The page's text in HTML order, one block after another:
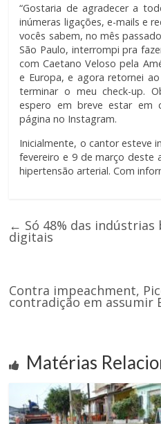
“Gostaria de agradecer a
inúmeras ligações, e-mails e
vocês sabem, no mês
São Paulo, interrompi pra
com Caetano Veloso pela
e Europa, e agora retornei
terminar o meu check-up.
espero em breve estar em
página no Instagram.
Inicialmente, o cantor esteve
fevereiro e 9 de março deste
hipertensão arterial. Com
← Só 48% das indústrias
digitais
Contra impeachment,
contradição em assumir
Matérias